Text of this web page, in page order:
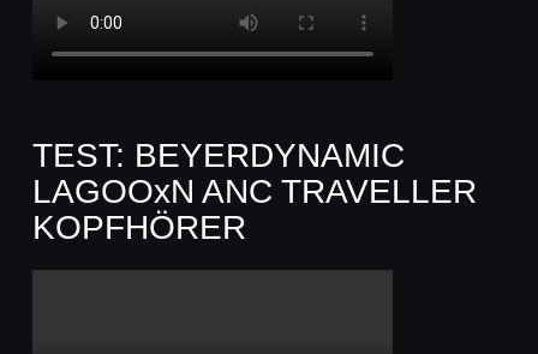
TEST: BEYERDYNAMIC
LAGOOxN ANC TRAVELLER
KOPFHÖRER